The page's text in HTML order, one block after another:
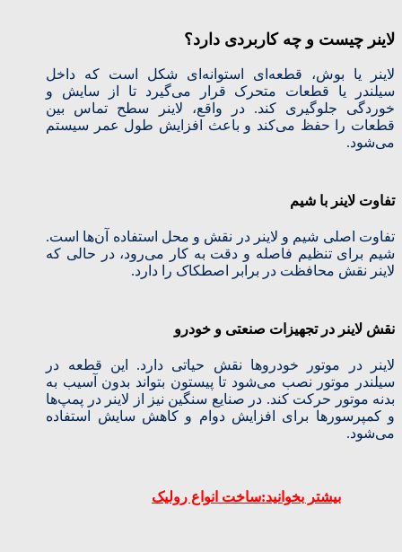
لاینر چیست و چه کاربردی دارد؟
لاینر یا بوش، قطعه‌ای استوانه‌ای شکل است که داخل
سیلندر یا قطعات متحرک قرار می‌گیرد تا از سایش و
خوردگی جلوگیری کند. در واقع، لاینر سطح تماس بین
قطعات را حفظ می‌کند و باعث افزایش طول عمر سیستم
می‌شود.
تفاوت لاینر با شیم
تفاوت اصلی شیم و لاینر در نقش و محل استفاده آن‌ها است.
شیم برای تنظیم فاصله و دقت به کار می‌رود، در حالی که
لاینر نقش محافظت در برابر اصطکاک را دارد.
نقش لاینر در تجهیزات صنعتی و خودرو
لاینر در موتور خودروها نقش حیاتی دارد. این قطعه در
سیلندر موتور نصب می‌شود تا پیستون بتواند بدون آسیب به
بدنه موتور حرکت کند. در صنایع سنگین نیز از لاینر در پمپ‌ها
و کمپرسورها برای افزایش دوام و کاهش سایش استفاده
می‌شود.
بیشتر بخوانید:ساخت انواع رولیک